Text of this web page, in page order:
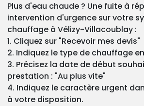
Plus d'eau chaude ? Une fuite à
intervention d'urgence sur votre
chauffage à Vélizy-Villacoublay :
1. Cliquez sur "Recevoir mes devis"
2. Indiquez le type de chauffage
3. Précisez la date de début
prestation : "Au plus vite"
4. Indiquez le caractère urgent
à votre disposition.